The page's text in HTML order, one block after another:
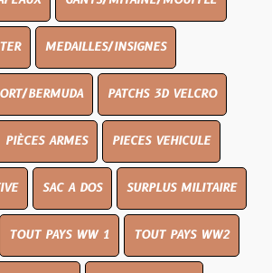
MEDAILLES/INSIGNES
BERMUDA PATCHS 3D VELCRO
PIÈCES ARMES PIECES VEHICULE
SAC A DOS SURPLUS MILITAIRE
TOUT PAYS WW 1 TOUT PAYS WW2